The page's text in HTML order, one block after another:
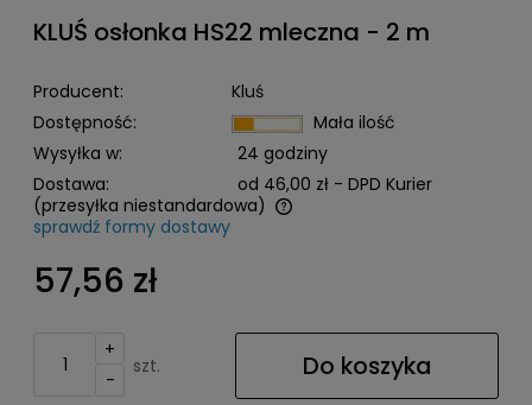
KLUŚ osłonka HS22 mleczna - 2 m
Producent:
Kluś
Dostępność:
Mała ilość
Wysyłka w:
24 godziny
Dostawa:
od 46,00 zł - DPD Kurier
(przesyłka niestandardowa)
Cena nie zawiera ewentualnych kosztów płatności
sprawdź formy dostawy
57,56 zł
+
-
szt. Do koszyka